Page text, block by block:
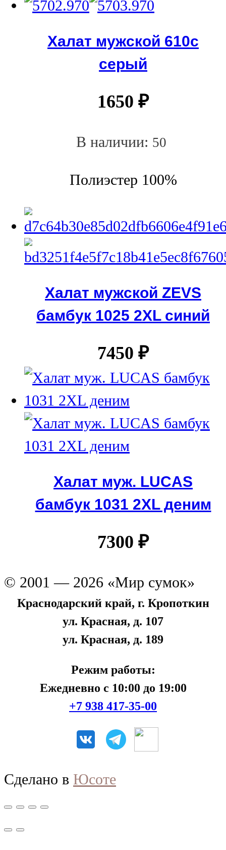
Халат мужской 610с
серый
1650 ₽
В наличии: 50
Полиэстер 100%
Халат мужской ZEVS
бамбук 1025 2XL синий
7450 ₽
Халат муж. LUCAS
бамбук 1031 2XL деним
7300 ₽
© 2001 — 2026 «Мир сумок»
Краснодарский край, г. Кропоткин
ул. Красная, д. 107
ул. Красная, д. 189
Режим работы:
Ежедневно с 10:00 до 19:00
+7 938 417-35-00
Сделано в Юсоте